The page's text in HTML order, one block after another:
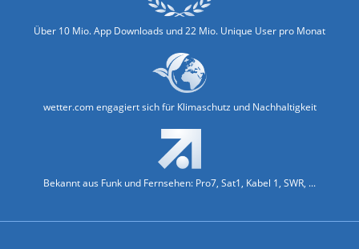
Über 10 Mio. App Downloads und 22 Mio. Unique User pro Monat
wetter.com engagiert sich für Klimaschutz und Nachhaltigkeit
Bekannt aus Funk und Fernsehen: Pro7, Sat1, Kabel 1, SWR, ...